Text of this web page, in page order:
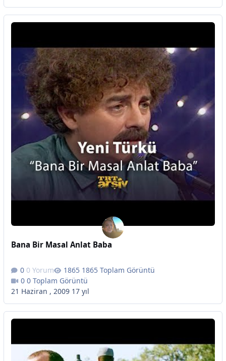
Bana Bir Masal Anlat Baba
0 Yorum
1865 Toplam Görüntü
0 Toplam Görüntü
21 Haziran , 2009 17 yıl